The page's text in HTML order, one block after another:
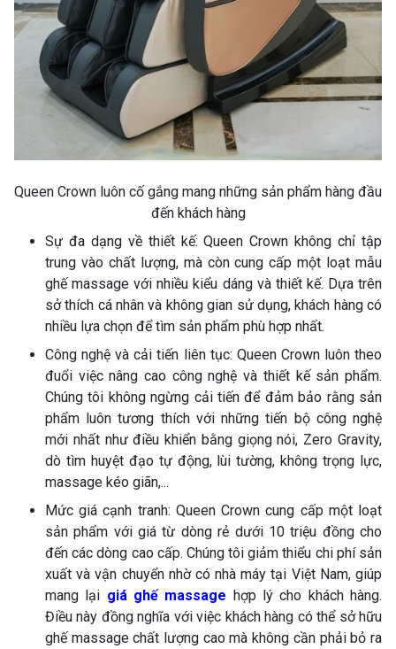
Queen Crown luôn cố gắng mang những sản phẩm hàng đầu
đến khách hàng
Sự đa dạng về thiết kế: Queen Crown không chỉ tập
trung vào chất lượng, mà còn cung cấp một loạt mẫu
ghế massage với nhiều kiểu dáng và thiết kế. Dựa trên
sở thích cá nhân và không gian sử dụng, khách hàng có
nhiều lựa chọn để tìm sản phẩm phù hợp nhất.
Công nghệ và cải tiến liên tục: Queen Crown luôn theo
đuổi việc nâng cao công nghệ và thiết kế sản phẩm.
Chúng tôi không ngừng cải tiến để đảm bảo rằng sản
phẩm luôn tương thích với những tiến bộ công nghệ
mới nhất như điều khiển bằng giọng nói, Zero Gravity,
dò tìm huyệt đạo tự động, lùi tường, không trọng lực,
massage kéo giãn,...
Mức giá cạnh tranh: Queen Crown cung cấp một loạt
sản phẩm với giá từ dòng rẻ dưới 10 triệu đồng cho
đến các dòng cao cấp. Chúng tôi giảm thiểu chi phí sản
xuất và vận chuyển nhờ có nhà máy tại Việt Nam, giúp
mang lại giá ghế massage hợp lý cho khách hàng.
Điều này đồng nghĩa với việc khách hàng có thể sở hữu
ghế massage chất lượng cao mà không cần phải bỏ ra